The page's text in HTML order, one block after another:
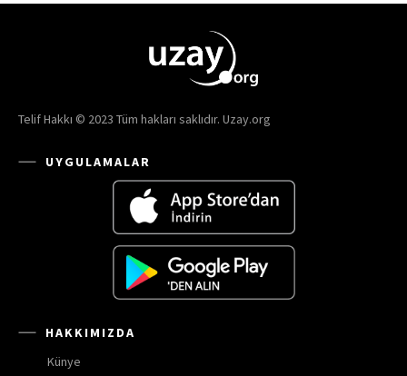
Telif Hakkı © 2023 Tüm hakları saklıdır. Uzay.org
UYGULAMALAR
HAKKIMIZDA
Künye